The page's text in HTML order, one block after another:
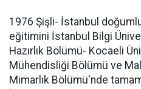
1976 Şişli- İstanbul
eğitimini İstanbul Bilgi
Hazırlık Bölümü- Kocaeli
Mühendisliği Bölümü ve
Mimarlık Bölümü'nde